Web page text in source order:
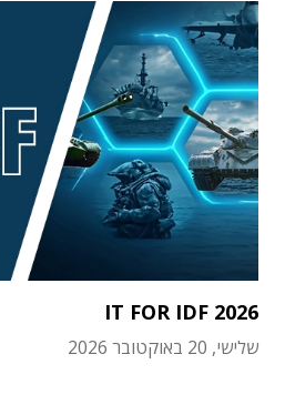
IT FOR IDF 2026
שלישי, 20 באוקטובר 2026